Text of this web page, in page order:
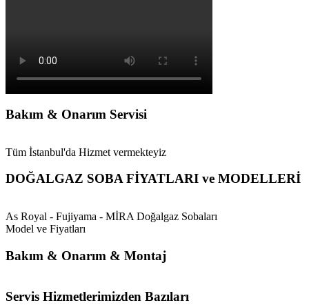
Bakım & Onarım Servisi
Tüm İstanbul'da Hizmet vermekteyiz
DOĞALGAZ SOBA FİYATLARI ve MODELLERİ
As Royal - Fujiyama - MİRA Doğalgaz Sobaları
Model ve Fiyatları
Bakım & Onarım & Montaj
Servis Hizmetlerimizden Bazıları